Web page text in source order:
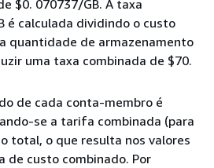
$0. 070737/GB. A taxa
é calculada dividindo o custo
quantidade de armazenamento
uma taxa combinada de $70.
de cada conta-membro é
se a tarifa combinada (para
total, o que resulta nos valores
de custo combinado. Por